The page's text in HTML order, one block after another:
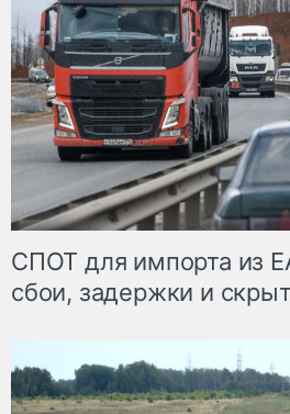
СПОТ для импорта из
сбои, задержки и